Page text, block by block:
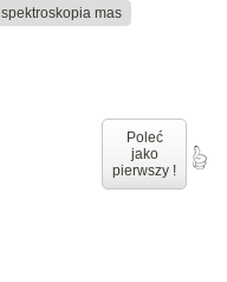
spektroskopia mas
Poleć
jako
pierwszy !